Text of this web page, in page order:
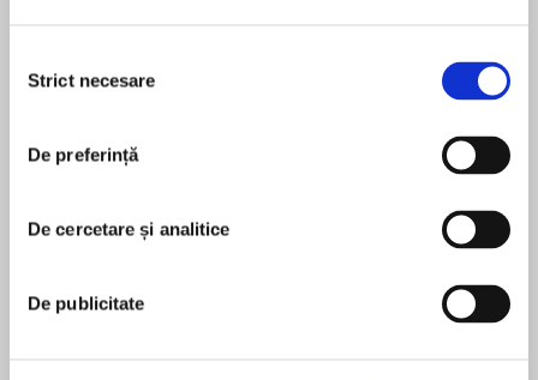
consimțământului
Strict necesare
De preferință
De cercetare și analitice
De publicitate
groundbreaking, plus-sized superhero from the
Faith Herbert is a pretty regular teen. When
Matt and Ches, she’s volunteering at the local
animal shelter or obsessing over the long-
În acest moment nu există recenzii
Julie Murphy
Julie Murphy splits her time between North Texas
and Kansas with her husband, who loves her, and